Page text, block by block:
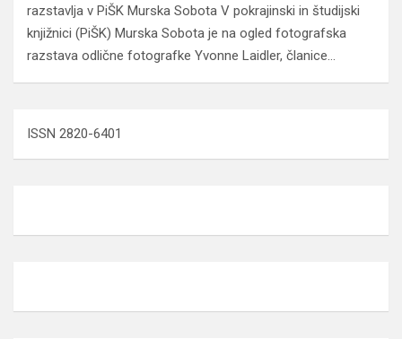
razstavlja v PiŠK Murska Sobota V pokrajinski in študijski
knjižnici (PiŠK) Murska Sobota je na ogled fotografska
razstava odlične fotografke Yvonne Laidler, članice…
ISSN 2820-6401